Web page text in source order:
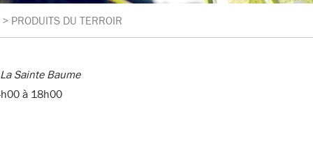
> PRODUITS DU TERROIR
Sainte Baume
à 18h00